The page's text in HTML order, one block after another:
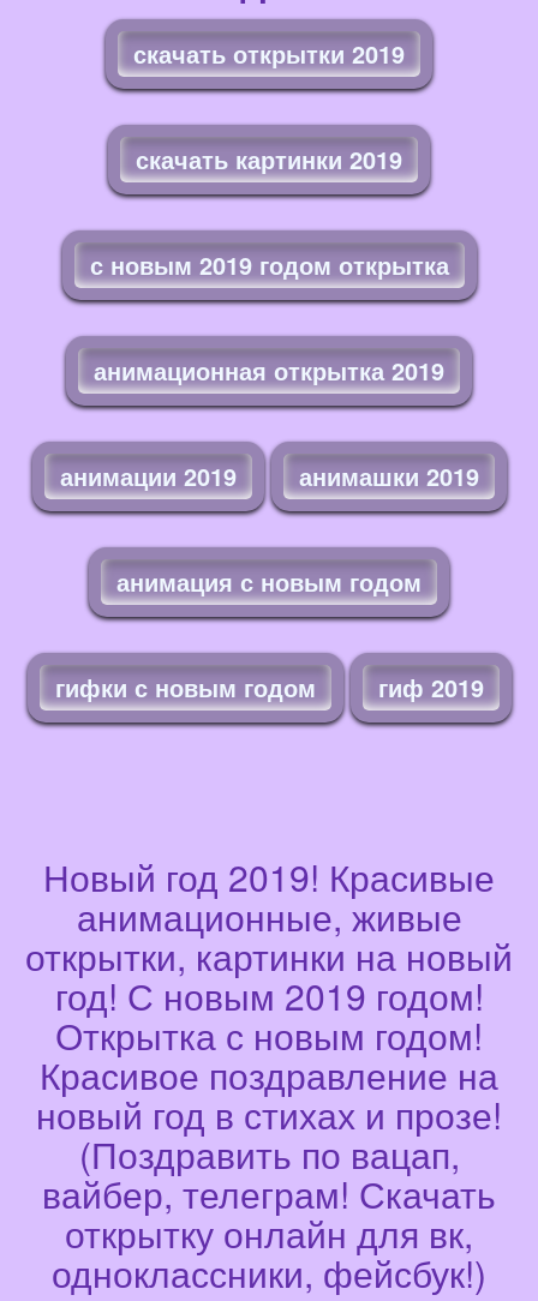
скачать открытки 2019
скачать картинки 2019
с новым 2019 годом открытка
анимационная открытка 2019
анимации 2019 анимашки 2019
анимация с новым годом
гифки с новым годом гиф 2019
Новый год 2019! Красивые
анимационные, живые
открытки, картинки на новый
год! С новым 2019 годом!
Открытка с новым годом!
Красивое поздравление на
новый год в стихах и прозе!
(Поздравить по вацап,
вайбер, телеграм! Скачать
открытку онлайн для вк,
одноклассники, фейсбук!)